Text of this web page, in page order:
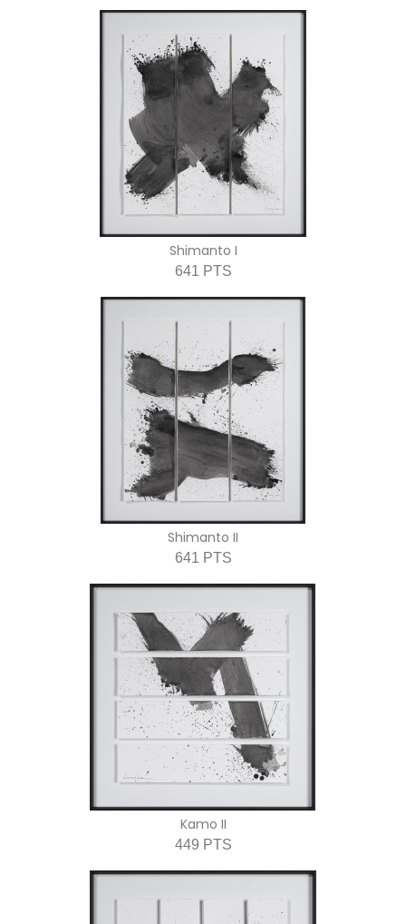
Shimanto I
641 PTS
Shimanto II
641 PTS
Kamo II
449 PTS